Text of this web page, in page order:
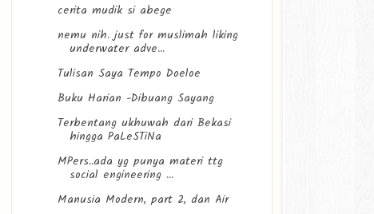
cerita mudik si abege
nemu nih. just for muslimah liking
underwater adve...
Tulisan Saya Tempo Doeloe
Buku Harian -Dibuang Sayang
Terbentang ukhuwah dari Bekasi
hingga PaLeSTiNa
MPers..ada yg punya materi ttg
social engineering ...
Manusia Modern, part 2, dan Air